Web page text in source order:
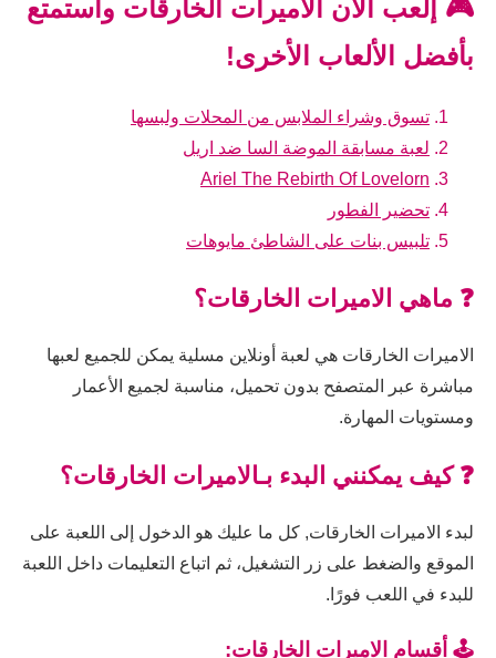
🎮 إلعب الآن الاميرات الخارقات واستمتع
بأفضل الألعاب الأخرى!
تسوق وشراء الملابس من المحلات ولبسها
لعبة مسابقة الموضة السا ضد اريل
Ariel The Rebirth Of Lovelorn
تحضير الفطور
تلبيس بنات على الشاطئ مايوهات
❓ ماهي الاميرات الخارقات؟
الاميرات الخارقات هي لعبة أونلاين مسلية يمكن للجميع لعبها
مباشرة عبر المتصفح بدون تحميل، مناسبة لجميع الأعمار
ومستويات المهارة.
❓ كيف يمكنني البدء بـالاميرات الخارقات؟
لبدء الاميرات الخارقات, كل ما عليك هو الدخول إلى اللعبة على
الموقع والضغط على زر التشغيل، ثم اتباع التعليمات داخل اللعبة
للبدء في اللعب فورًا.
🕹️ أقسام الاميرات الخارقات: